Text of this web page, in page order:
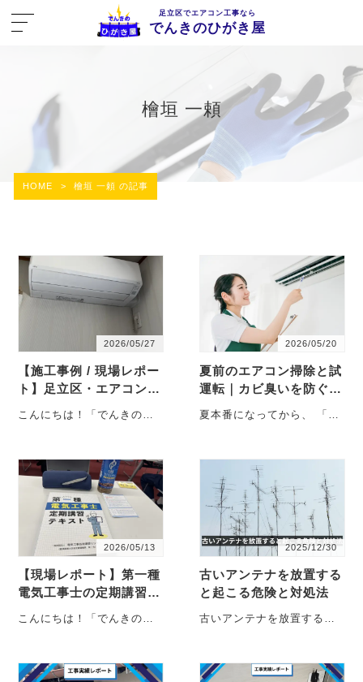
足立区でエアコン工事なら
でんきのひがき屋
檜垣 一頼
HOME > 檜垣 一頼 の記事
2026/05/27
【施工事例 / 現場レポー
ト】足立区・エアコン設
置｜「ここに頼んで良か
った」と言っていたいた
こんにちは！「でんきのひ
由紀です。 最近は、・・・
2026/05/20
夏前のエアコン掃除と試
運転｜カビ臭いを防ぐ準
備チェック
夏本番になってから、 「エ
・・・
2026/05/13
【現場レポート】第一種
電気工事士の定期講習へ
｜38年のベテランが学び
続ける理由
こんにちは！「でんきのひ
ら腰道具をジャラジ・・・
2025/12/30
古いアンテナを放置する
と起こる危険と対処法
古いアンテナを放置する
ます。 本記事・・・